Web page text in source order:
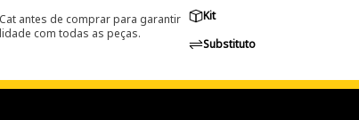
antes de comprar para garantir
com todas as peças.
Kit
Substituto